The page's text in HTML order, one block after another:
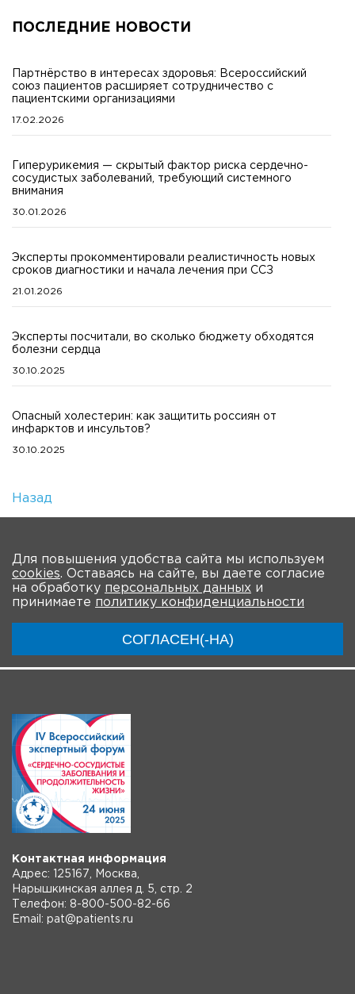
ПОСЛЕДНИЕ НОВОСТИ
Партнёрство в интересах здоровья: Всероссийский
союз пациентов расширяет сотрудничество с
пациентскими организациями
17.02.2026
Гиперурикемия — скрытый фактор риска сердечно-
сосудистых заболеваний, требующий системного
внимания
30.01.2026
Эксперты прокомментировали реалистичность новых
сроков диагностики и начала лечения при ССЗ
21.01.2026
Эксперты посчитали, во сколько бюджету обходятся
болезни сердца
30.10.2025
Опасный холестерин: как защитить россиян от
инфарктов и инсультов?
30.10.2025
Назад
Для повышения удобства сайта мы используем
cookies. Оставаясь на сайте, вы даете согласие
на обработку персональных данных и
принимаете политику конфиденциальности
СОГЛАСЕН(-НА)
О Форуме Участники Программа
Контактная информация
Адрес: 125167, Москва,
Нарышкинская аллея д. 5, стр. 2
Телефон: 8-800-500-82-66
Email: pat@patients.ru